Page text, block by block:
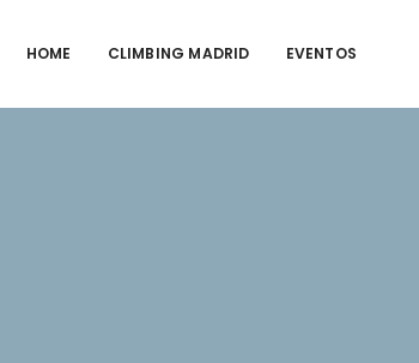
HOME CLIMBING MADRID EVENTOS